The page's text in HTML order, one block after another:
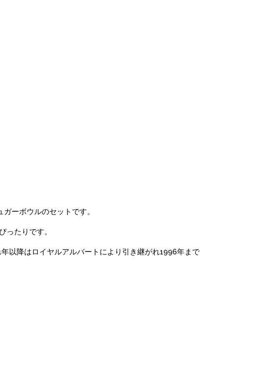
ーボウルのセットです。
ったりです。
以降はロイヤルアルバートにより引き継がれ1996年まで